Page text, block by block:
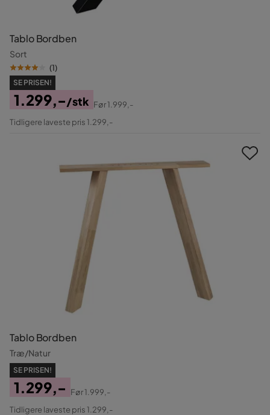
Tablo Bordben
Sort
(1)
SE PRISEN!
Pris
1.299,-/stk
Original
Før1.999,-
Tidligere laveste pris 1.299,-
Tablo Bordben
Træ/Natur
SE PRISEN!
Pris
1.299,-
Original
Før1.999,-
Tidligere laveste pris 1.299,-